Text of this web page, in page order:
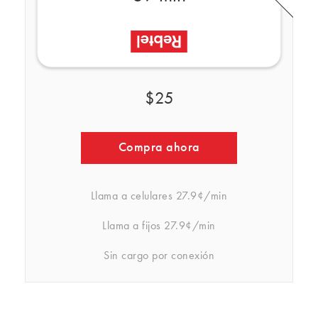
$25
Compra ahora
Llama a celulares 27.9¢/min
Llama a fijos 27.9¢/min
Sin cargo por conexión